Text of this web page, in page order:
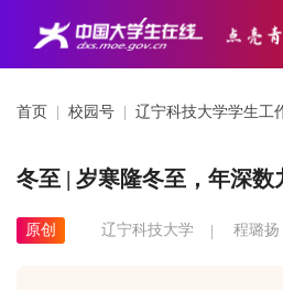
首页 校园号 辽宁科技大学学生工
冬至 | 岁寒隆冬至，年深数
原创 辽宁科技大学 程璐扬